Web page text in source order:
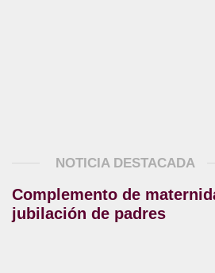
NOTICIA DESTACADA
Complemento de
jubilación de padres